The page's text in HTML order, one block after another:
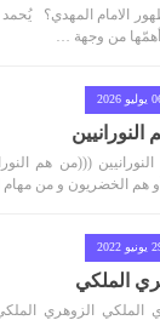
الامام المهدي؟ يُحمد
أهمّها من وجهة …
2026
(((من هم
هم الخضريون و من مهام
2022
الملكي
الملكي الزوهري